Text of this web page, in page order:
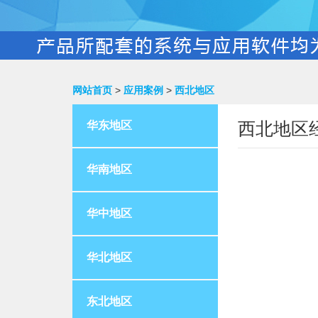
网站首页 > 应用案例 > 西北地区
华东地区
华南地区
华中地区
华北地区
东北地区
西北地区